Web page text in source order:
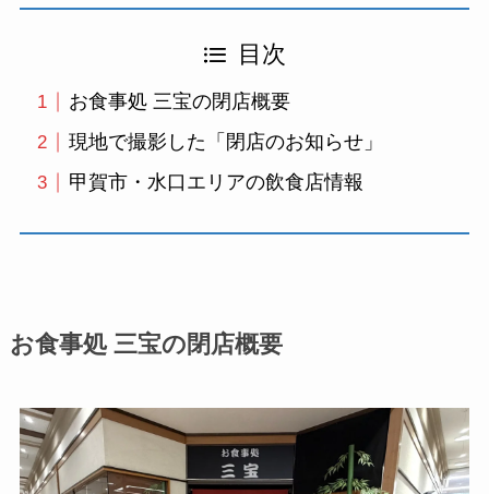
目次
お食事処 三宝の閉店概要
現地で撮影した「閉店のお知らせ」
甲賀市・水口エリアの飲食店情報
お食事処 三宝の閉店概要